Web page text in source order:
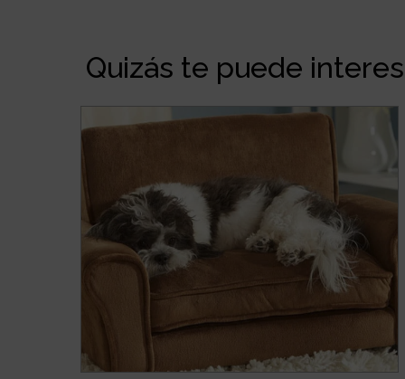
Quizás te puede